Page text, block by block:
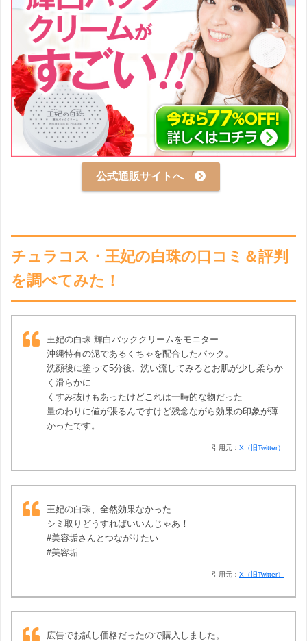
公式通販サイトへ
チュラコス・王妃の白珠の口コミ＆評判
を調べてみた！
王妃の白珠 輝白パッククリームをモニター
沖縄特有の泥であるくちゃを配合したパック。
洗顔後に塗って5分後、洗い流してみるとお肌が少し柔らか
く滑らかに
くすみ抜けもあったけどこれは一時的な物だった
量のわりに値が張るんですけど残念ながら効果の印象が薄
かったです。
引用元： X（旧Twitter）
王妃の白珠、全然効果なかった…
シミ取りどうすればいいんじゃあ！
#美容垢さんとつながりたい
#美容垢
引用元： X（旧Twitter）
広告でお試し価格だったので購入しました。